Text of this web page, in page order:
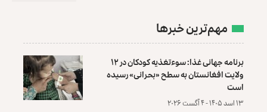
مهم‌ترین خبرها
برنامه جهانی غذا: سوءتغذیه کودکان در ۱۲
ولایت افغانستان به سطح «بحرانی» رسیده
است
۱۳ اسد ۱۴۰۵ - ۴ آگست ۲۰۲۶